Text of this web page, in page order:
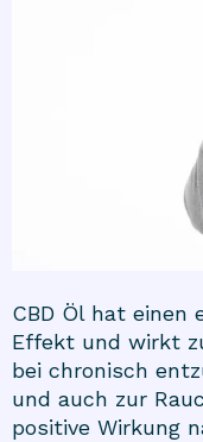
CBD Öl hat einen
Effekt und wirkt
bei chronisch
und auch zur
positive Wirkung